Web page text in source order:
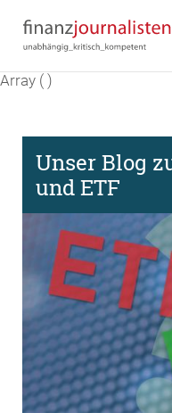
Array ( )
Unser Blog
und ETF